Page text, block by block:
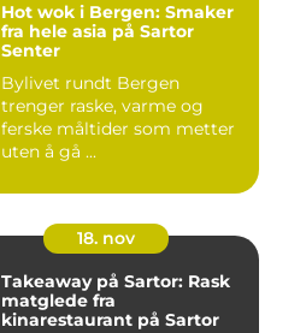
Hot wok i Bergen: Smaker
fra hele asia på Sartor
Senter
Bylivet rundt Bergen
trenger raske, varme og
ferske måltider som metter
uten å gå ...
18. nov
Takeaway på Sartor: Rask
matglede fra
kinarestaurant på Sartor